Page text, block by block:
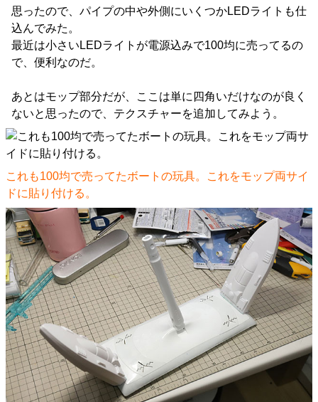
思ったので、パイプの中や外側にいくつかLEDライトも仕
込んでみた。
最近は小さいLEDライトが電源込みで100均に売ってるの
で、便利なのだ。
あとはモップ部分だが、ここは単に四角いだけなのが良く
ないと思ったので、テクスチャーを追加してみよう。
これも100均で売ってたボートの玩具。これをモップ両サイ
ドに貼り付ける。